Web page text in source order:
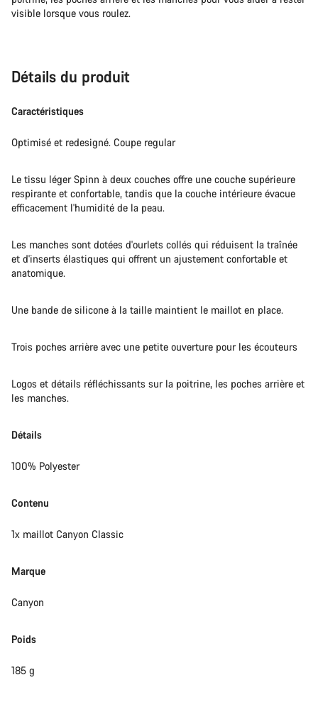
visible lorsque vous roulez.
Détails du produit
Caractéristiques
Optimisé et redesigné. Coupe regular
Le tissu léger Spinn à deux couches offre une couche supérieure
respirante et confortable, tandis que la couche intérieure évacue
efficacement l'humidité de la peau.
Les manches sont dotées d'ourlets collés qui réduisent la traînée
et d'inserts élastiques qui offrent un ajustement confortable et
anatomique.
Une bande de silicone à la taille maintient le maillot en place.
Trois poches arrière avec une petite ouverture pour les écouteurs
Logos et détails réfléchissants sur la poitrine, les poches arrière et
les manches.
Détails
100% Polyester
Contenu
1x maillot Canyon Classic
Marque
Canyon
Poids
185 g